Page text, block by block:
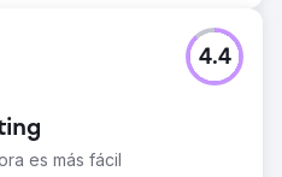
es más fácil
4.4